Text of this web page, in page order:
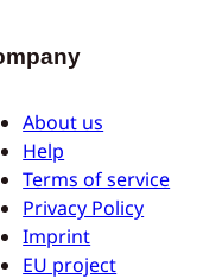
About us
Help
Terms of service
Privacy Policy
Imprint
EU project